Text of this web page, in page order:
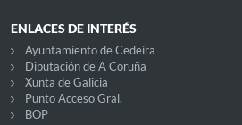
ENLACES DE INTERÉS
Ayuntamiento de Cedeira
Diputación de A Coruña
Xunta de Galicia
Punto Acceso Gral.
BOP